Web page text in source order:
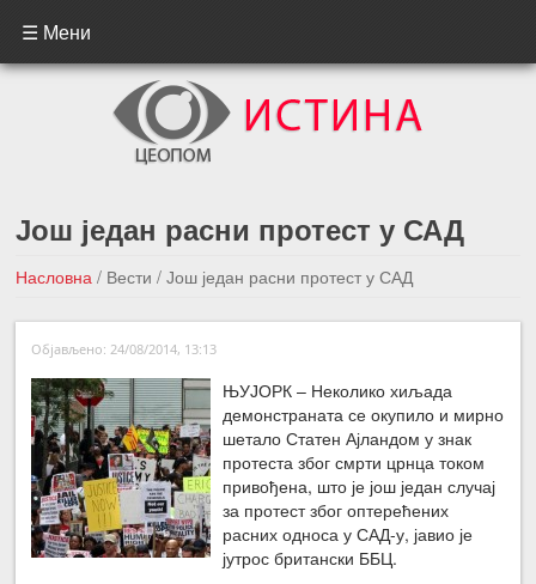
☰ Мени
Још један расни протест у САД
Насловна / Вести/ Још један расни протест у САД
←Претходна вест
Следећа вест →
Објављено: 24/08/2014, 13:13
ЊУЈОРК – Неколико хиљада
демонстраната се окупило и мирно
шетало Статен Ајландом у знак
протеста због смрти црнца током
привођена, што је још један случај
за протест због оптерећених
расних односа у САД-у, јавио је
јутрос британски ББЦ.